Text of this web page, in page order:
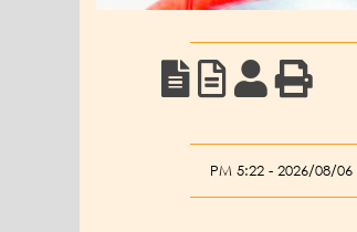
2026/08/06 - 5:22 PM